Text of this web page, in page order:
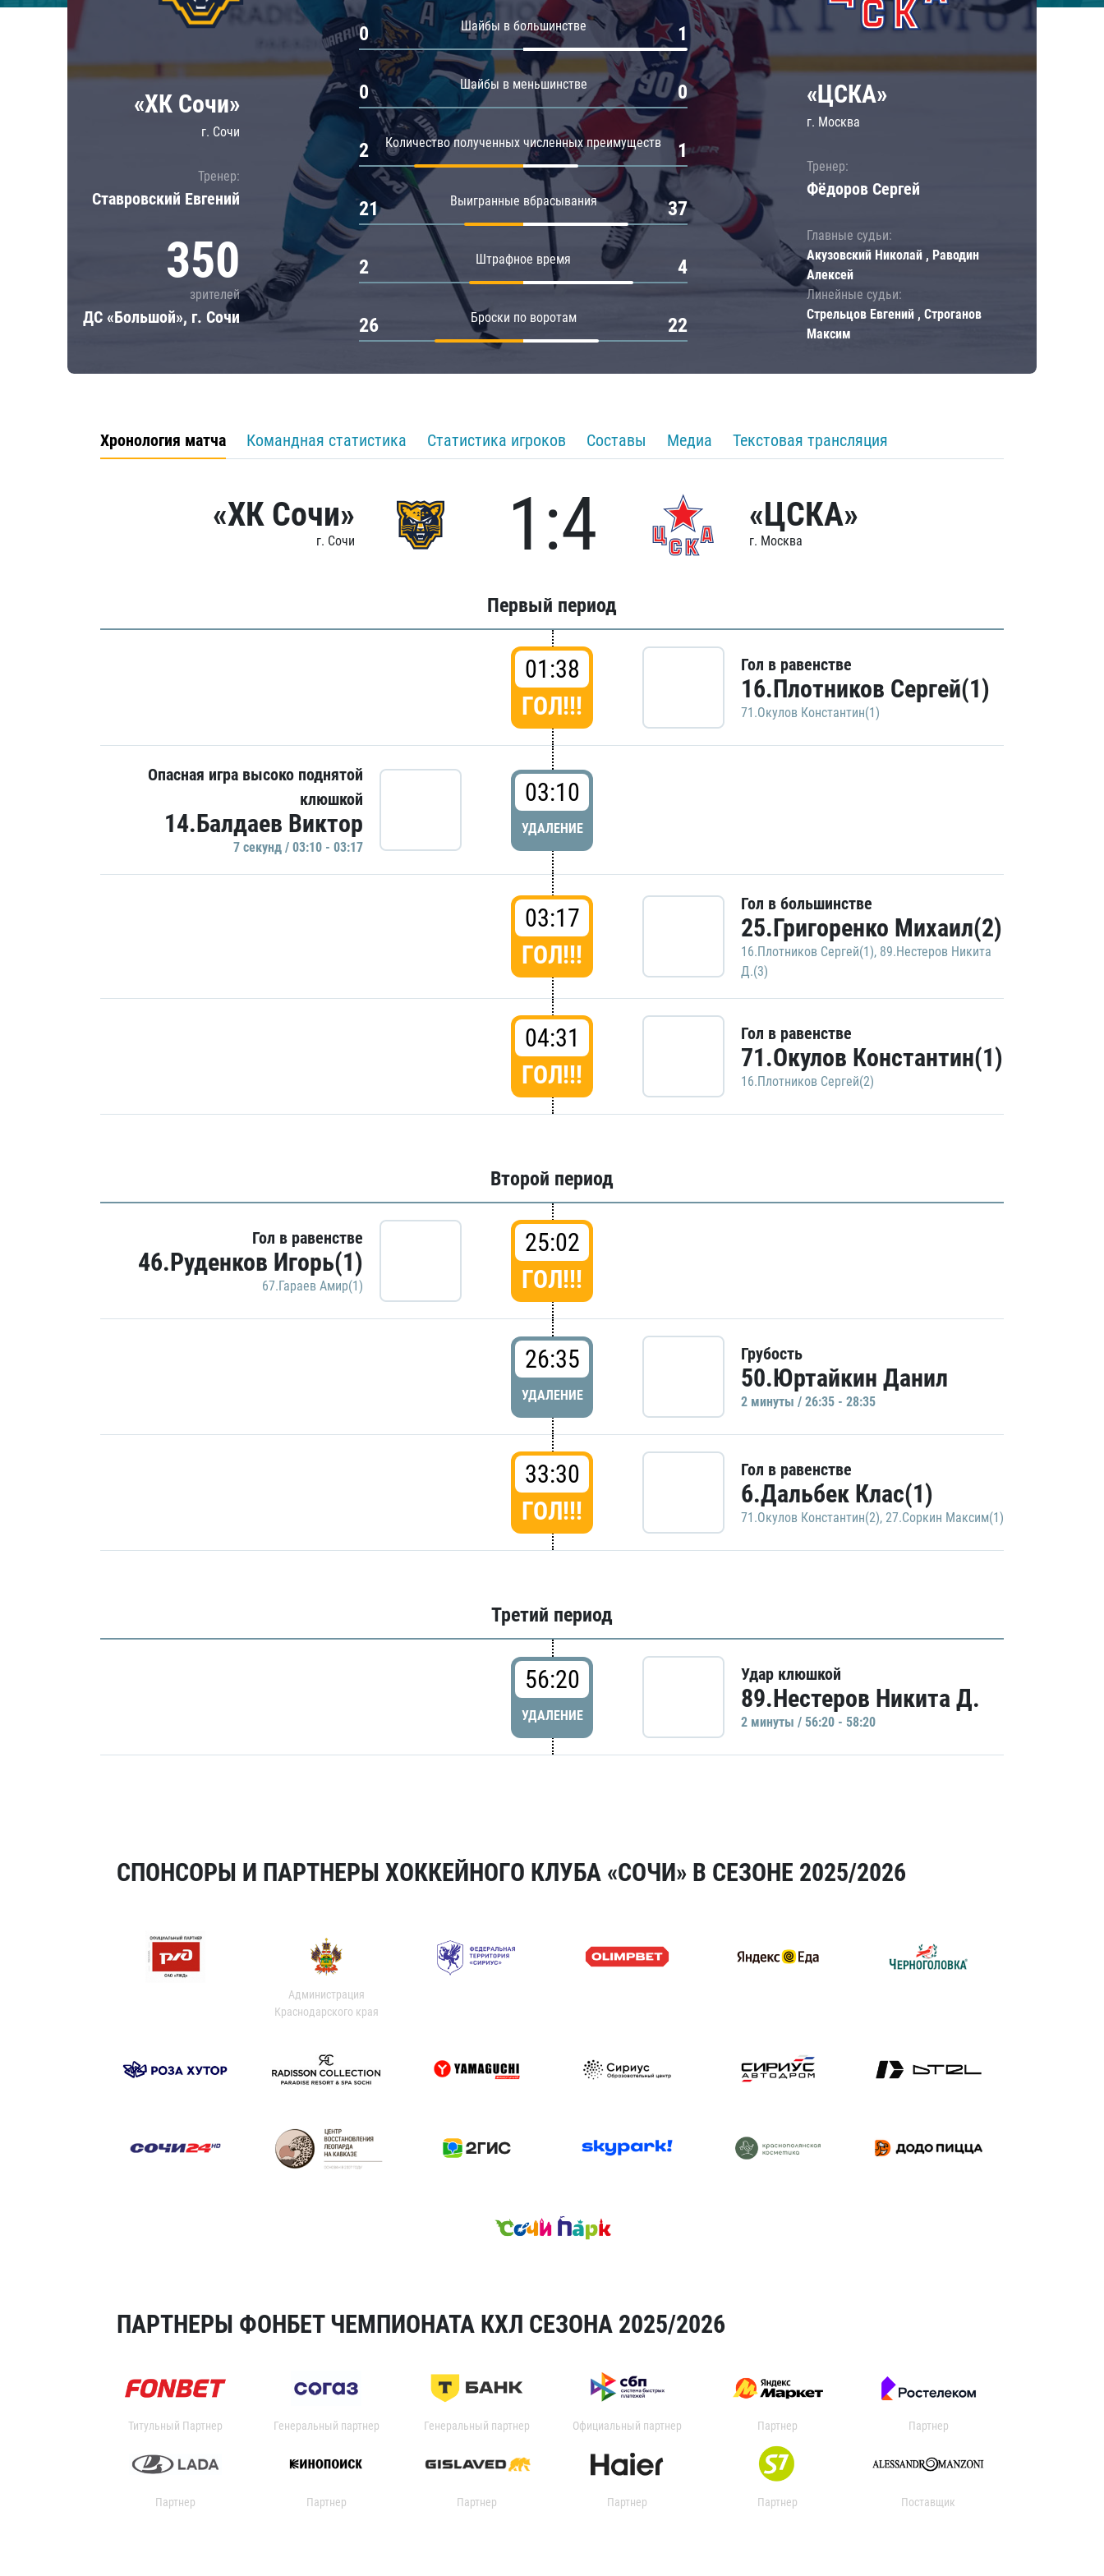
Локомотив
ЦСКА
Шанхайские Драконы
Амур
Барыс
Салават Юлаев
«ХК Сочи»
г. Сочи
Тренер:
Ставровский Евгений
350
зрителей
ДС «Большой», г. Сочи
Шайбы в большинстве
0 1
Шайбы в меньшинстве
0 0
Количество полученных численных преимуществ
2 1
Выигранные вбрасывания
21 37
Штрафное время
2 4
Броски по воротам
26 22
«ЦСКА»
г. Москва
Тренер:
Фёдоров Сергей
Главные судьи:
Акузовский Николай , Раводин
Алексей
Линейные судьи:
Стрельцов Евгений , Строганов
Максим
Хронология матча Командная статистика Статистика игроков Составы Медиа Текстовая трансляция
«ХК Сочи»
г. Сочи 1:4 «ЦСКА»
г. Москва
Первый период
01:38
ГОЛ!!!
Гол в равенстве
16.Плотников Сергей(1)
71.Окулов Константин(1)
Опасная игра высоко поднятой
клюшкой
14.Балдаев Виктор
7 секунд / 03:10 - 03:17
03:10
УДАЛЕНИЕ
03:17
ГОЛ!!!
Гол в большинстве
25.Григоренко Михаил(2)
16.Плотников Сергей(1), 89.Нестеров Никита
Д.(3)
04:31
ГОЛ!!!
Гол в равенстве
71.Окулов Константин(1)
16.Плотников Сергей(2)
Второй период
Гол в равенстве
46.Руденков Игорь(1)
67.Гараев Амир(1)
25:02
ГОЛ!!!
26:35
УДАЛЕНИЕ
Грубость
50.Юртайкин Данил
2 минуты / 26:35 - 28:35
33:30
ГОЛ!!!
Гол в равенстве
6.Дальбек Клас(1)
71.Окулов Константин(2), 27.Соркин Максим(1)
Третий период
56:20
УДАЛЕНИЕ
Удар клюшкой
89.Нестеров Никита Д.
2 минуты / 56:20 - 58:20
СПОНСОРЫ И ПАРТНЕРЫ ХОККЕЙНОГО КЛУБА «СОЧИ» В СЕЗОНЕ 2025/2026
Администрация
Краснодарского края
ПАРТНЕРЫ ФОНБЕТ ЧЕМПИОНАТА КХЛ СЕЗОНА 2025/2026
Титульный Партнер Генеральный партнер Генеральный партнер Официальный партнер Партнер Партнер
Партнер Партнер Партнер Партнер Партнер Поставщик